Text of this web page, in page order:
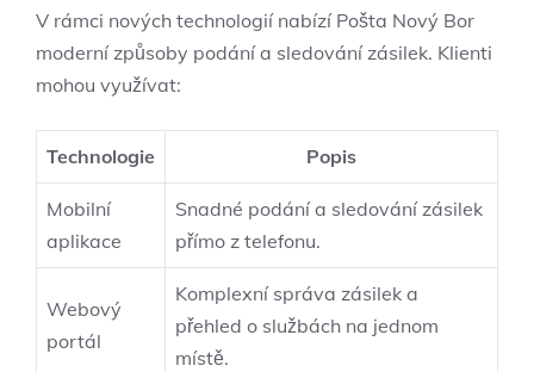
V rámci nových technologií nabízí Pošta Nový Bor
moderní způsoby podání a sledování zásilek. Klienti
mohou využívat:
Technologie Popis
Mobilní
aplikace
Snadné podání ‍a sledování zásilek
přímo z telefonu.
Webový
portál
Komplexní správa zásilek a
přehled o službách na jednom
⁤místě.